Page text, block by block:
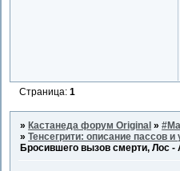
Страница:1
»Кастанеда форум Original »
»Тенсегрити: описание пассов
Бросившего вызов смерти, Лос